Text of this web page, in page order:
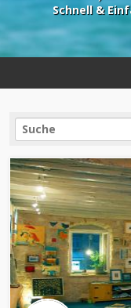
Schnell &